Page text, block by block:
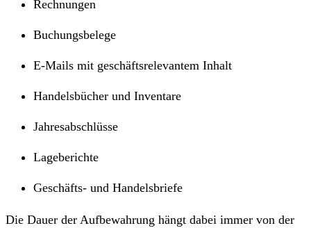
Rechnungen
Buchungsbelege
E-Mails mit geschäftsrelevantem Inhalt
Handelsbücher und Inventare
Jahresabschlüsse
Lageberichte
Geschäfts- und Handelsbriefe
Die Dauer der Aufbewahrung hängt dabei immer von der